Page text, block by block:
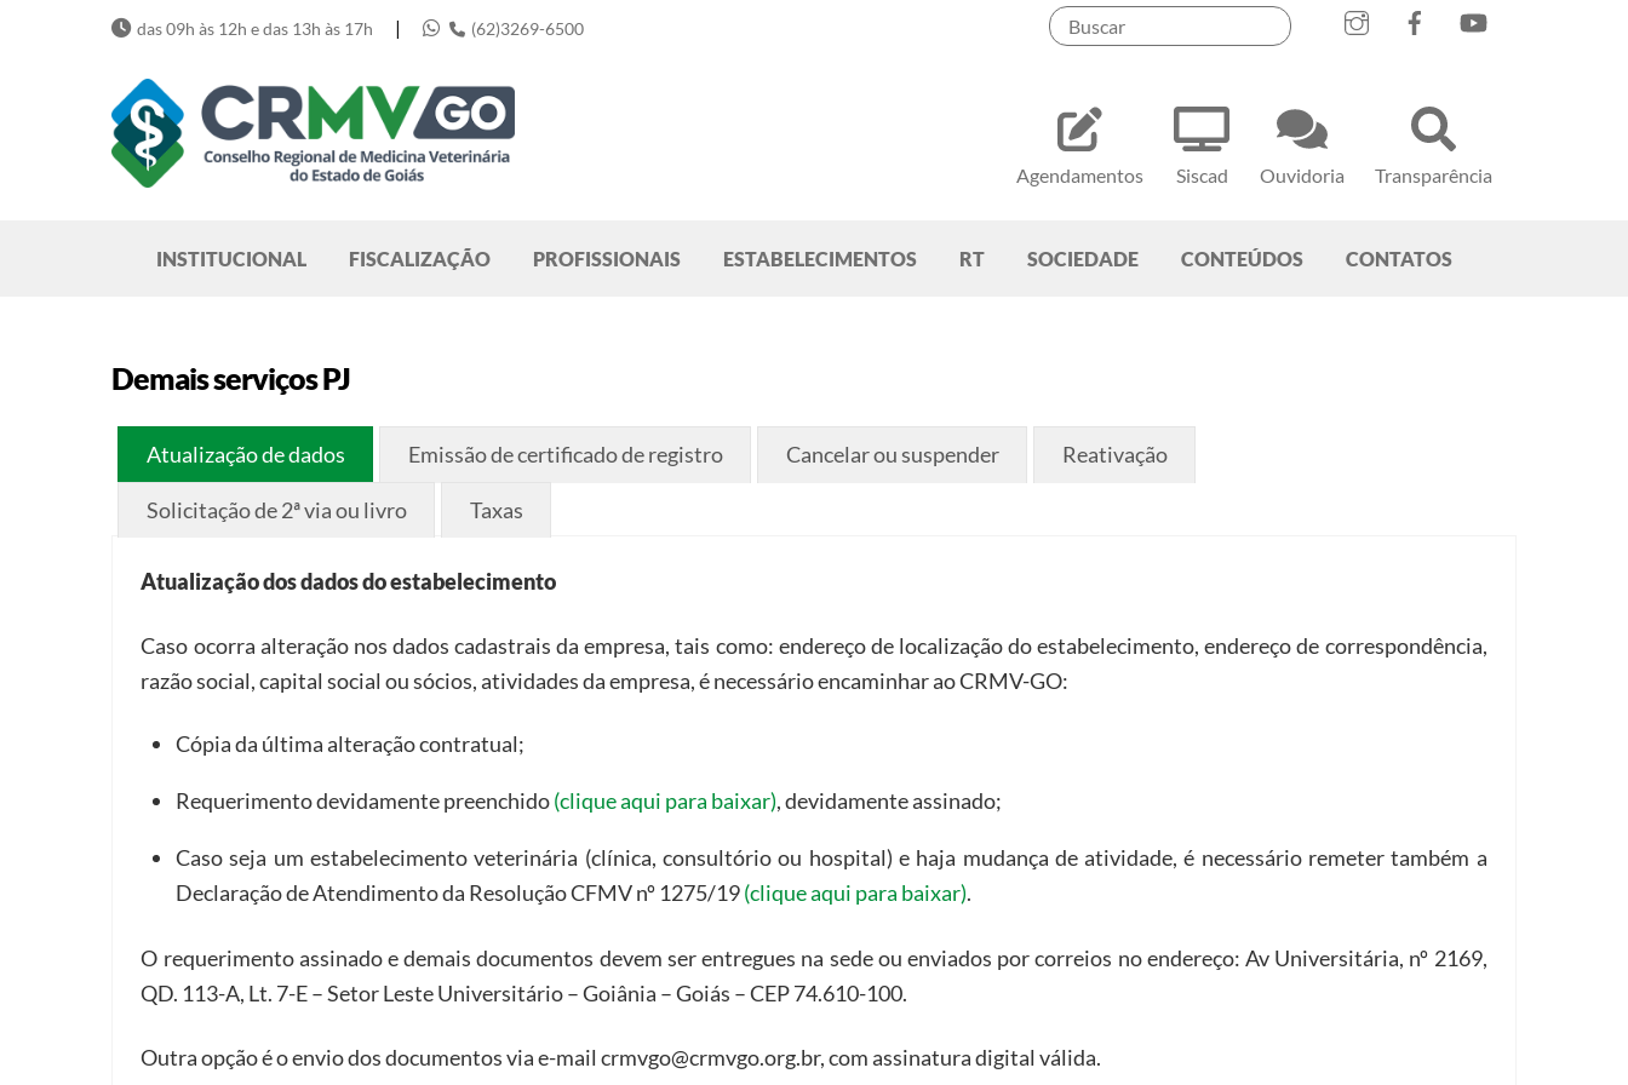
Agendamentos Siscad Ouvidoria Transparência
das 09h às 12h e das 13h às 17h | (62)3269-6500
INSTITUCIONAL FISCALIZAÇÃO PROFISSIONAIS ESTABELECIMENTOS RT SOCIEDADE CONTEÚDOS CONTATOS
Demais serviços PJ
Atualização de dados Emissão de certificado de registro Cancelar ou suspender Reativação
Solicitação de 2ª via ou livro Taxas
Atualização dos dados do estabelecimento
Caso ocorra alteração nos dados cadastrais da empresa, tais como: endereço de localização do estabelecimento, endereço de correspondência,
razão social, capital social ou sócios, atividades da empresa, é necessário encaminhar ao CRMV-GO:
Cópia da última alteração contratual;
Requerimento devidamente preenchido(clique aqui para baixar), devidamente assinado;
Caso seja um estabelecimento veterinária (clínica, consultório ou hospital) e haja mudança de atividade, é necessário remeter também a
Declaração de Atendimento da Resolução CFMV nº 1275/19(clique aqui para baixar).
O requerimento assinado e demais documentos devem ser entregues na sede ou enviados por correios no endereço: Av Universitária, nº 2169,
QD. 113-A, Lt. 7-E – Setor Leste Universitário – Goiânia – Goiás – CEP 74.610-100.
Outra opção é o envio dos documentos via e-mail crmvgo@crmvgo.org.br, com assinatura digital válida.